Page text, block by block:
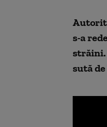
s-a
străini.
sută